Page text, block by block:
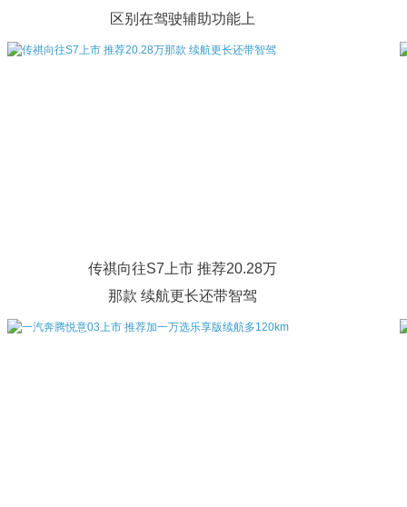
区别在驾驶辅助功能上
传祺向往S7上市 推荐20.28万
那款 续航更长还带智驾